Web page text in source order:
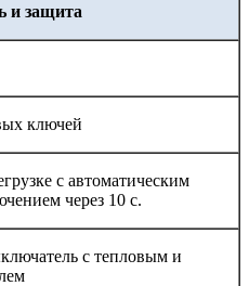
и защита
ключей
с автоматическим
через 10 с.
с тепловым и